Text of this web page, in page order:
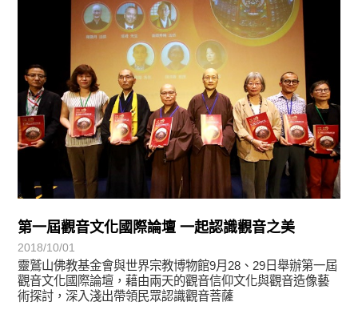
第一屆觀音文化國際論壇 一起認識觀音之美
2018/10/01
靈鷲山佛教基金會與世界宗教博物館9月28、29日舉辦第一屆
觀音文化國際論壇，藉由兩天的觀音信仰文化與觀音造像藝
術探討，深入淺出帶領民眾認識觀音菩薩